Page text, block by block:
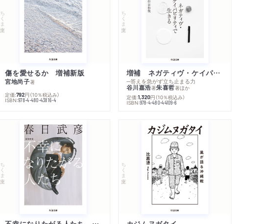
ちくま文庫
傷を愛せるか 増補新版
宮地尚子著
定価:792円 （10％税込み）
ISBN:978-4-480-43816-4
ちくま文庫
増補 ネガティヴ・ケイパビリティで生きる
─答えを急がず立ち止まる力
谷川嘉浩著朱喜哲著ほか
定価:1,320円 （10％税込み）
ISBN:978-4-480-44109-6
ちくま文庫 ちくま文庫